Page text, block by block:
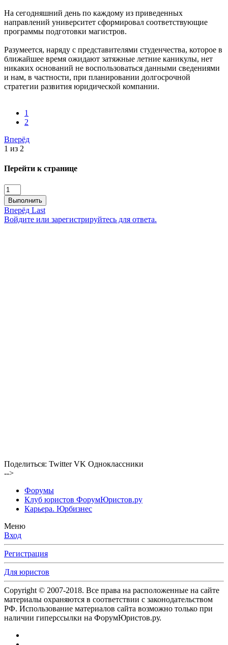
На сегодняшний день по каждому из приведенных
направлений университет сформировал соответствующие
программы подготовки магистров.
Разумеется, наряду с представителями студенчества, которое в
ближайшее время ожидают затяжные летние каникулы, нет
никаких оснований не воспользоваться данными сведениями
и нам, в частности, при планировании долгосрочной
стратегии развития юридической компании.
1
2
Вперёд
1 из 2
Перейти к странице
Выполнить
Вперёд Last
Войдите или зарегистрируйтесь для ответа.
Поделиться: Twitter VK Одноклассники
-->
Форумы
Клуб юристов ФорумЮристов.ру
Карьера. Юрбизнес
Меню
Вход
Регистрация
Для юристов
Copyright © 2007-2018. Все права на расположенные на сайте
материалы охраняются в соответствии с законодательством
РФ. Использование материалов сайта возможно только при
наличии гиперссылки на ФорумЮристов.ру.